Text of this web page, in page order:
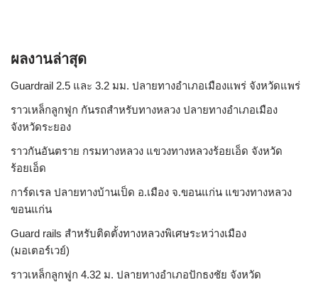
ผลงานล่าสุด
Guardrail 2.5 และ 3.2 มม. ปลายทางอำเภอเมืองแพร่ จังหวัดแพร่
ราวเหล็กลูกฟูก กันรถสําหรับทางหลวง ปลายทางอำเภอเมือง
จังหวัดระยอง
ราวกันอันตราย กรมทางหลวง แขวงทางหลวงร้อยเอ็ด จังหวัด
ร้อยเอ็ด
การ์ดเรล ปลายทางบ้านเป็ด อ.เมือง จ.ขอนแก่น แขวงทางหลวง
ขอนแก่น
Guard rails สำหรับติดตั้งทางหลวงพิเศษระหว่างเมือง
(มอเตอร์เวย์)
ราวเหล็กลูกฟูก 4.32 ม. ปลายทางอำเภอปักธงชัย จังหวัด